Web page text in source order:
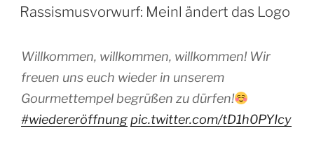
AM
Rassismusvorwurf: Meinl ändert das Logo
Willkommen, willkommen, willkommen! Wir
freuen uns euch wieder in unserem
Gourmettempel begrüßen zu dürfen!
#wiedereröffnung pic.twitter.com/tD1h0PYIcy